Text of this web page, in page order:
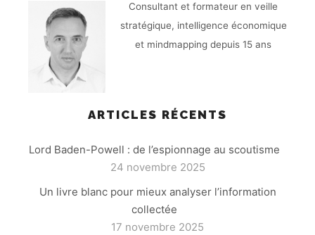
Consultant et formateur en veille
stratégique, intelligence économique
et mindmapping depuis 15 ans
ARTICLES RÉCENTS
Lord Baden-Powell : de l’espionnage au scoutisme
24 novembre 2025
Un livre blanc pour mieux analyser l’information
collectée
17 novembre 2025